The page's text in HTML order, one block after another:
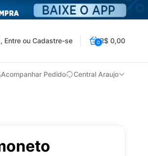
Entre ou Cadastre-se 0R$ 0,00
Acompanhar Pedido Central Araujo